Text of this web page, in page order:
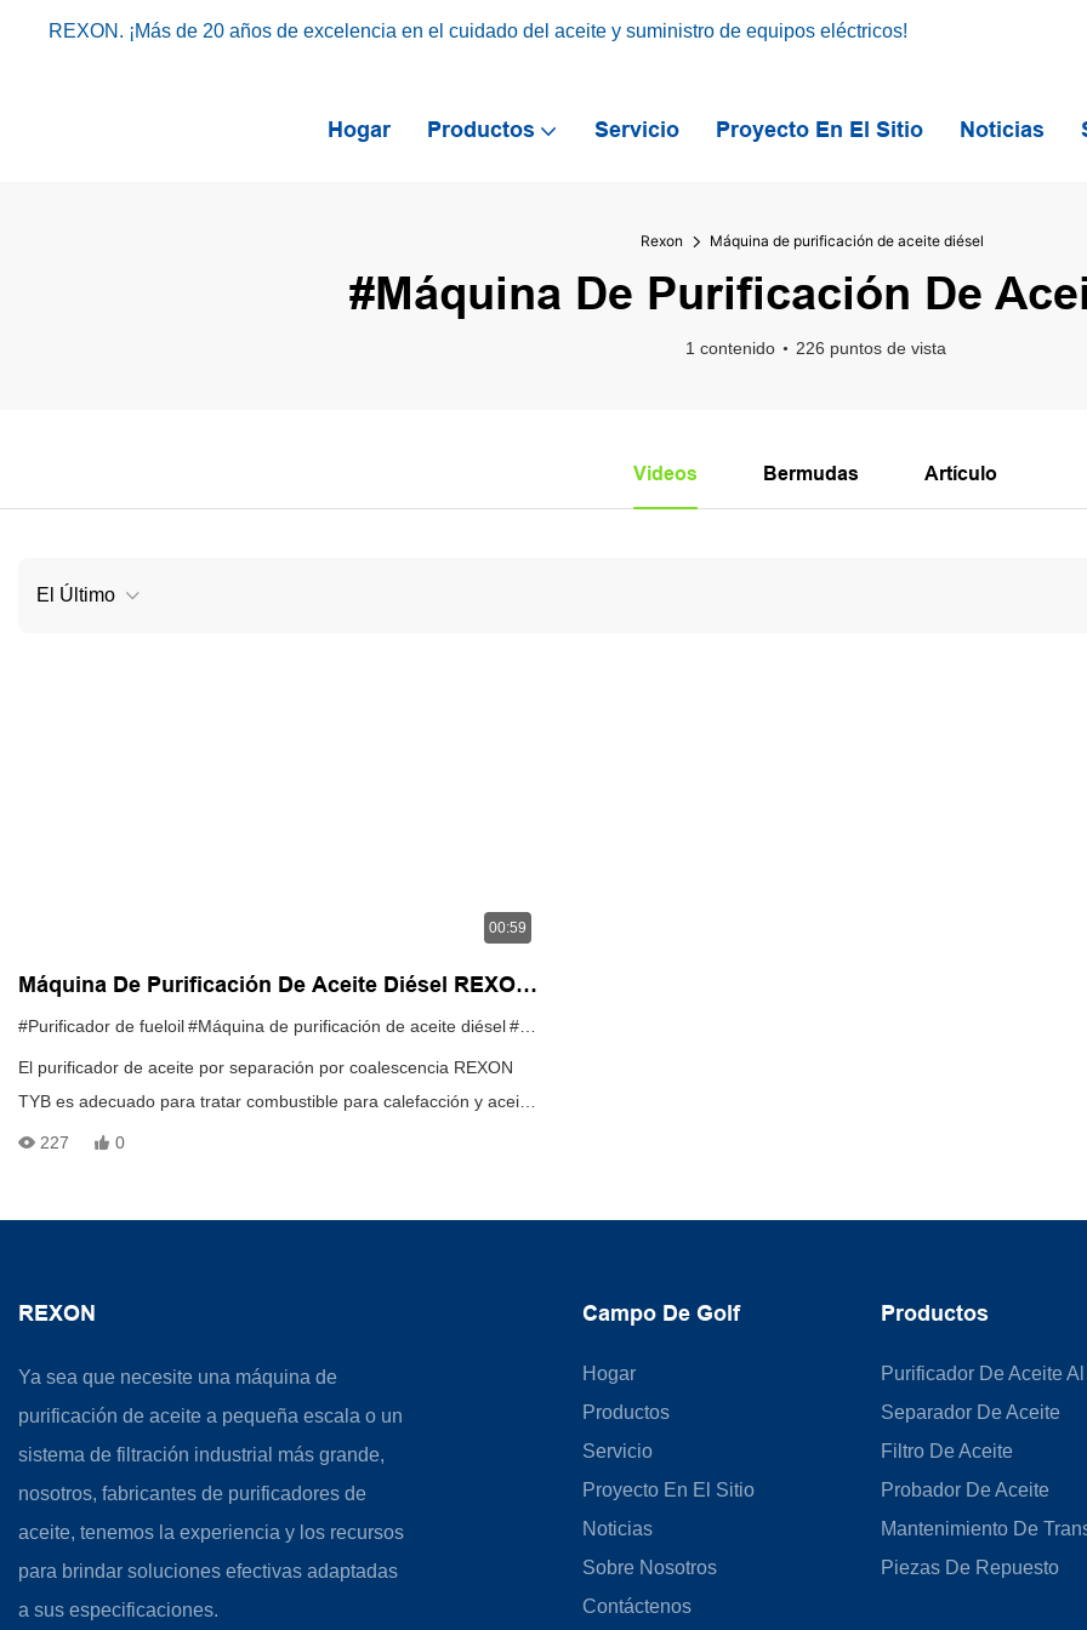
REXON. ¡Más de 20 años de excelencia en el cuidado del aceite y suministro de equipos eléctricos!
Hogar Productos Servicio Proyecto En El Sitio Noticias
Rexon Máquina de purificación de aceite diésel
#Máquina De Purificación De
1 contenido 226 puntos de vista
Videos Bermudas Artículo
El Último
00:59
Máquina De Purificación De Aceite Diésel REXON,
Sistema De Filtración De Aceite Diésel, Máquina
#Purificador de fueloil#Máquina de purificación de aceite diésel#Sistema de filtración de aceite diésel
El purificador de aceite por separación por coalescencia REXON
TYB es adecuado para tratar combustible para calefacción y aceite
ligero con alto contenido de agua. Esta máquina, que puede
227 0
REXON
Ya sea que necesite una máquina de
purificación de aceite a pequeña escala o un
sistema de filtración industrial más grande,
nosotros, fabricantes de purificadores de
aceite, tenemos la experiencia y los recursos
para brindar soluciones efectivas adaptadas
a sus especificaciones.
Campo De Golf
Hogar
Productos
Servicio
Proyecto En El Sitio
Noticias
Sobre Nosotros
Contáctenos
Productos
Purificador De Aceite
Separador De Aceite
Filtro De Aceite
Probador De Aceite
Mantenimiento De
Piezas De Repuesto